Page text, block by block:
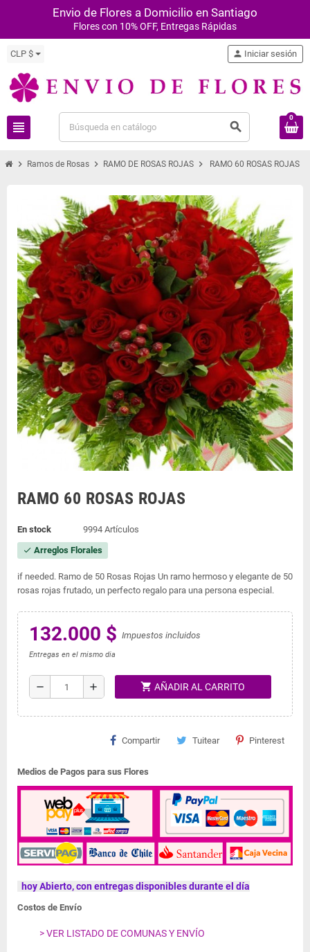
Envio de Flores a Domicilio en Santiago
Flores con 10% OFF, Entregas Rápidas
CLP $
view_headline search
person Iniciar sesión
0
chevron_right Ramos de Rosas chevron_right RAMO DE ROSAS ROJAS chevron_right RAMO 60 ROSAS ROJAS
RAMO 60 ROSAS ROJAS
En stock 9994 Artículos
check Arreglos Florales
if needed. Ramo de 50 Rosas Rojas Un ramo hermoso y elegante de 50
rosas rojas frutado, un perfecto regalo para una persona especial.
132.000 $ Impuestos incluidos
Entregas en el mismo dia
remove add shopping_cart AÑADIR AL CARRITO
Compartir Tuitear Pinterest
Medios de Pagos para sus Flores
hoy Abierto, con entregas disponibles durante el día
Costos de Envío
> VER LISTADO DE COMUNAS Y ENVÍO